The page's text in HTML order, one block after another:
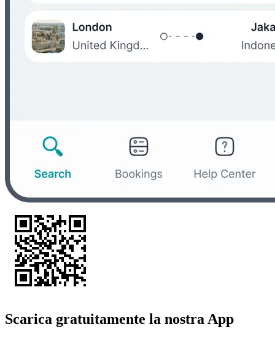
Scarica gratuitamente la nostra App